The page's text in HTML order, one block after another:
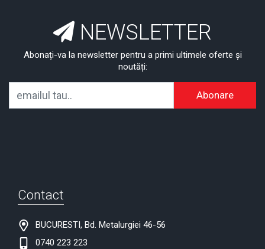
NEWSLETTER
Abonați-va la newsletter pentru a primi ultimele oferte și
noutăți:
Abonare
Contact
BUCURESTI, Bd. Metalurgiei 46-56
0740 223 223